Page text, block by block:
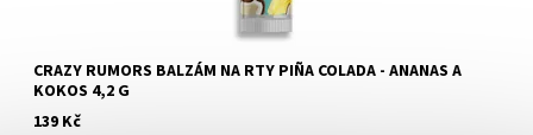
CRAZY RUMORS BALZÁM NA RTY PIÑA COLADA - ANANAS A
KOKOS 4,2 G
139 Kč